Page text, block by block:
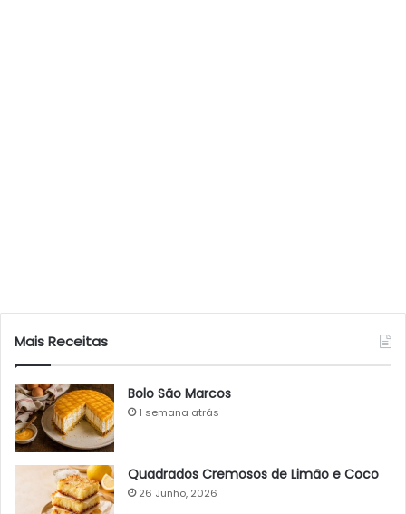
Mais Receitas
Bolo São Marcos
1 semana atrás
Quadrados Cremosos de Limão e Coco
26 Junho, 2026